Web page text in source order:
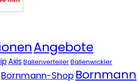
Angebote
Axis BallenverteilerBallenwickler
Bornmann-Shop Bornmann